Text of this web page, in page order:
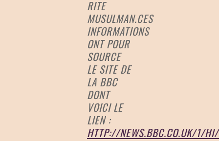
RITE
MUSULMAN.CES
INFORMATIONS
ONT POUR
SOURCE
LE SITE DE
LA BBC
DONT
VOICI LE
LIEN :
HTTP://NEWS.BBC.CO.UK/1/